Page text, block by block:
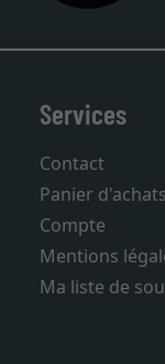
Services
Contact
Panier d'achats
Compte
Mentions